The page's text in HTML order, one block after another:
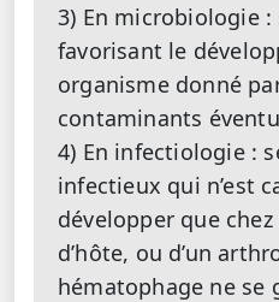
3) En microbiologie :
favorisant le
organisme donné
contaminants
4) En infectiologie :
infectieux qui n’est
développer que
d’hôte, ou d’un
hématophage ne se